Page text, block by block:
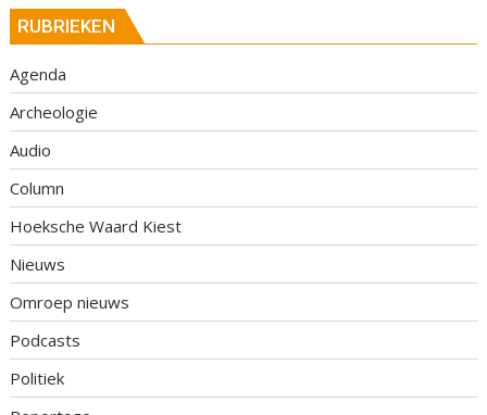
RUBRIEKEN
Agenda
Archeologie
Audio
Column
Hoeksche Waard Kiest
Nieuws
Omroep nieuws
Podcasts
Politiek